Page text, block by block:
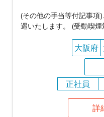
(その他の手当等付記事項
遇いたします。 (受動喫
大阪府
正社員
詳